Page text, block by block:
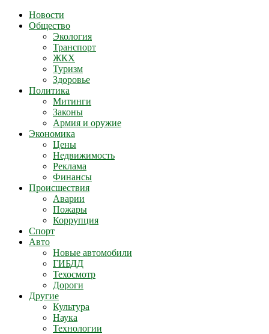
Новости
Общество
Экология
Транспорт
ЖКХ
Туризм
Здоровье
Политика
Митинги
Законы
Армия и оружие
Экономика
Цены
Недвижимость
Реклама
Финансы
Происшествия
Аварии
Пожары
Коррупция
Спорт
Авто
Новые автомобили
ГИБДД
Техосмотр
Дороги
Другие
Культура
Наука
Технологии